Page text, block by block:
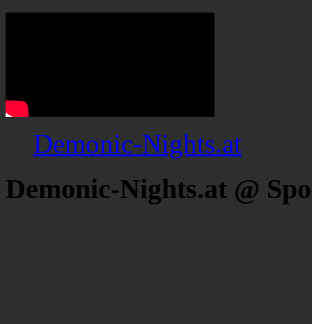
Demonic-Nights.at
Demonic-Nights.at @